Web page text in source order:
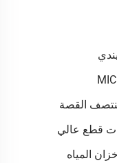
القصة
قطع عالي
المياه